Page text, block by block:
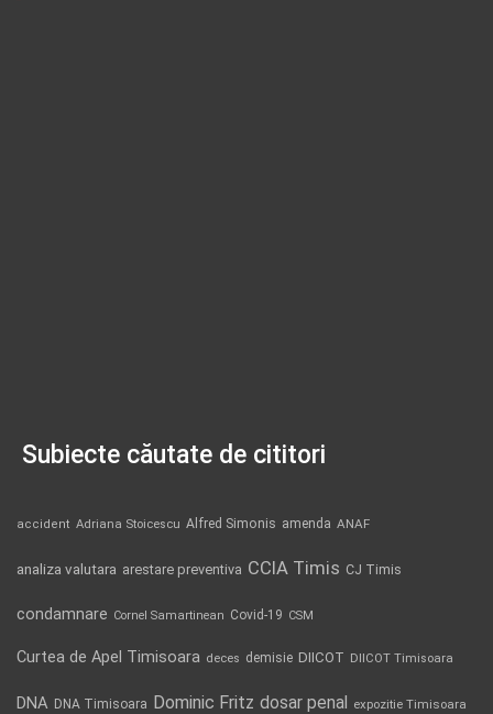
Subiecte căutate de cititori
accident Adriana Stoicescu Alfred Simonis amenda ANAF
analiza valutara arestare preventiva CCIA Timis CJ Timis
condamnare Cornel Samartinean Covid-19 CSM
Curtea de Apel Timisoara deces demisie DIICOT DIICOT Timisoara
DNA DNA Timisoara Dominic Fritz dosar penal expozitie Timisoara